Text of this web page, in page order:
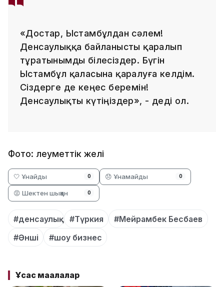
«Достар, Ыстамбұлдан сәлем!
Денсаулыққа байланысты қаралып
тұратынымды білесіздер. Бүгін
Ыстамбұл қаласына қаралуға келдім.
Сіздерге де кеңес беремін!
Денсаулықты күтіңіздер», - деді ол.
Фото: Әлеуметтік желі
🤍 Ұнайды 0 😞 Ұнамайды 0
😡 Шектен шыққан 0
#денсаулық #Түркия
#Мейрамбек Бесбаев
#Әнші
#шоу бизнес
Ұқсас мақалалар